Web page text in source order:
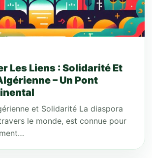
Les Liens : Solidarité Et
– Un Pont
et Solidarité La diaspora
le monde, est connue pour